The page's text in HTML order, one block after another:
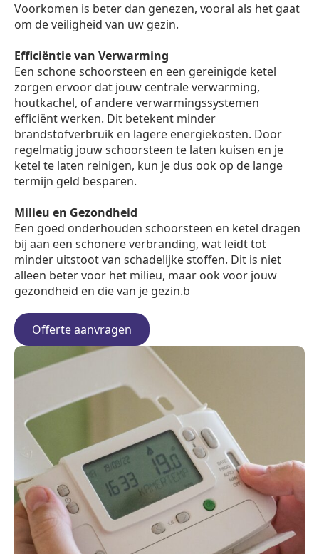
Voorkomen is beter dan genezen, vooral als het gaat
om de veiligheid van uw gezin.
Efficiëntie van Verwarming
Een schone schoorsteen en een gereinigde ketel
zorgen ervoor dat jouw centrale verwarming,
houtkachel, of andere verwarmingssystemen
efficiënt werken. Dit betekent minder
brandstofverbruik en lagere energiekosten. Door
regelmatig jouw schoorsteen te laten kuisen en je
ketel te laten reinigen, kun je dus ook op de lange
termijn geld besparen.
Milieu en Gezondheid
Een goed onderhouden schoorsteen en ketel dragen
bij aan een schonere verbranding, wat leidt tot
minder uitstoot van schadelijke stoffen. Dit is niet
alleen beter voor het milieu, maar ook voor jouw
gezondheid en die van je gezin.b
Offerte aanvragen